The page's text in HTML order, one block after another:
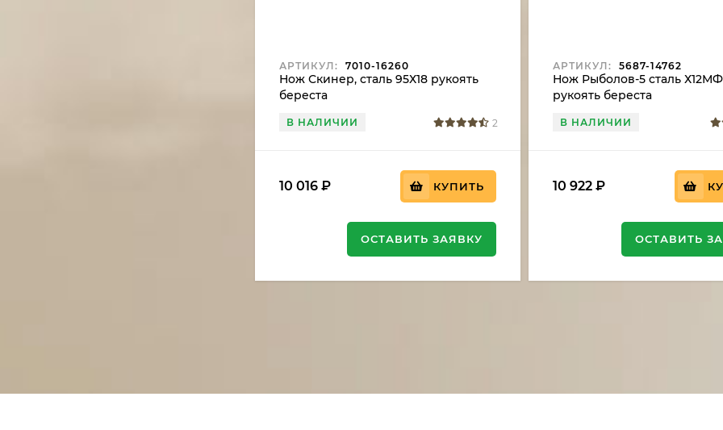
АРТИКУЛ: 7010-16260
Нож Скинер, сталь 95Х18 рукоять
береста
В НАЛИЧИИ 2
10 016 ₽ КУПИТЬ
ОСТАВИТЬ ЗАЯВКУ
АРТИКУЛ: 5687-14762
Нож Рыболов-5 сталь
рукоять береста
В НАЛИЧИИ
10 922₽
ОСТАВИТЬ